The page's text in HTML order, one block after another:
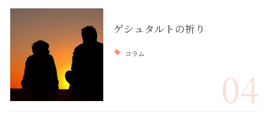
ゲシュタルトの祈り
コラム
04